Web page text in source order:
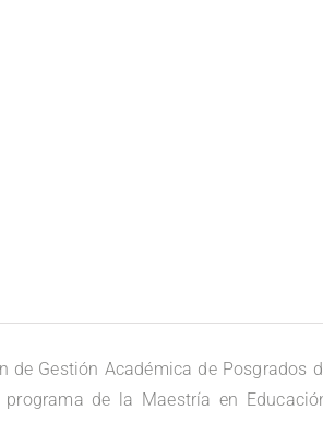
de Gestión Académica de
programa de la Maestría en